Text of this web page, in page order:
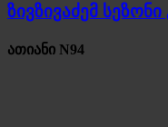
ზივზივაძემ
ათიანი N94